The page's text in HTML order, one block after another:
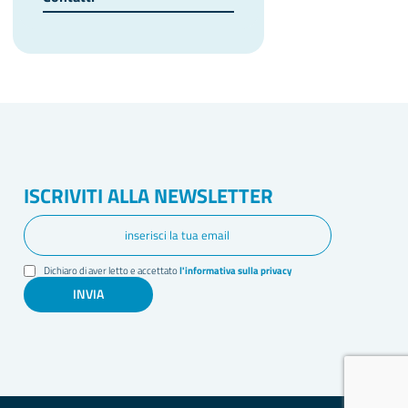
ISCRIVITI ALLA NEWSLETTER
Dichiaro di aver letto e accettatol'informativa sulla privacy
INVIA